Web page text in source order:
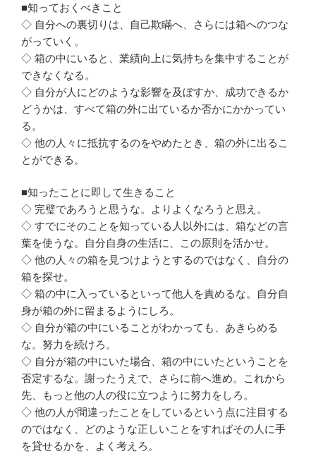
■知っておくべきこと
◇ 自分への裏切りは、自己欺瞞へ、さらには箱へのつな
がっていく。
◇ 箱の中にいると、業績向上に気持ちを集中することが
できなくなる。
◇ 自分が人にどのような影響を及ぼすか、成功できるか
どうかは、すべて箱の外に出ているか否かにかかってい
る。
◇ 他の人々に抵抗するのをやめたとき、箱の外に出るこ
とができる。
■知ったことに即して生きること
◇ 完璧であろうと思うな。よりよくなろうと思え。
◇ すでにそのことを知っている人以外には、箱などの言
葉を使うな。自分自身の生活に、この原則を活かせ。
◇ 他の人々の箱を見つけようとするのではなく、自分の
箱を探せ。
◇ 箱の中に入っているといって他人を責めるな。自分自
身が箱の外に留まるようにしろ。
◇ 自分が箱の中にいることがわかっても、あきらめる
な。努力を続けろ。
◇ 自分が箱の中にいた場合、箱の中にいたということを
否定するな。謝ったうえで、さらに前へ進め。これから
先、もっと他の人の役に立つように努力をしろ。
◇ 他の人が間違ったことをしているという点に注目する
のではなく、どのような正しいことをすればその人に手
を貸せるかを、よく考えろ。